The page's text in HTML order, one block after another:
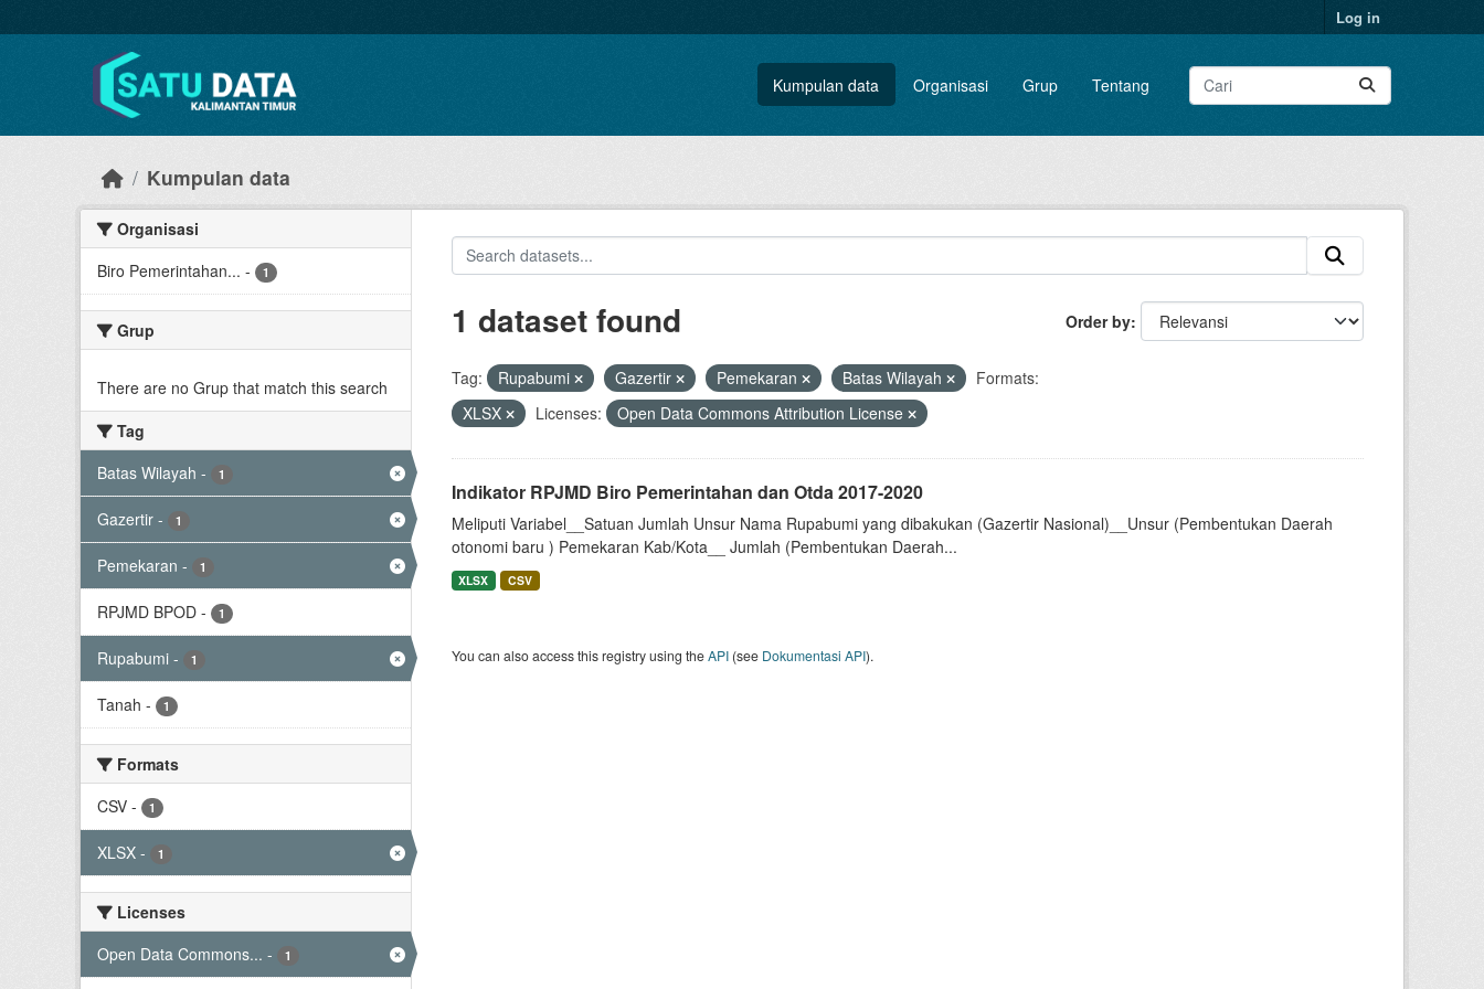
Log in
Kumpulan data Organisasi Grup Tentang
Kumpulan data
Organisasi
Biro Pemerintahan... - 1
Grup
There are no Grup that match this search
Tag
Batas Wilayah - 1
Gazertir - 1
Pemekaran - 1
RPJMD BPOD - 1
Rupabumi - 1
Tanah - 1
Formats
CSV - 1
XLSX - 1
Licenses
Open Data Commons... - 1
Order by
1 dataset found
Tag: Rupabumi Gazertir Pemekaran Batas Wilayah
Formats:
XLSX
Licenses: Open Data Commons Attribution License
Indikator RPJMD Biro Pemerintahan dan Otda 2017-2020
Meliputi Variabel__Satuan Jumlah Unsur Nama Rupabumi yang dibakukan (Gazertir Nasional)__Unsur (Pembentukan Daerah
otonomi baru ) Pemekaran Kab/Kota__ Jumlah (Pembentukan Daerah...
XLSX CSV
You can also access this registry using theAPI(see Dokumentasi API).